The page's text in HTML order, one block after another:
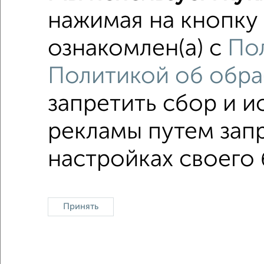
не
Двухкомнатные
Политика конфиденциальности
нажимая на
ознакомлен(а) с
Политикой об
запретить сбор и
рекламы путем
настройках своего
Принять